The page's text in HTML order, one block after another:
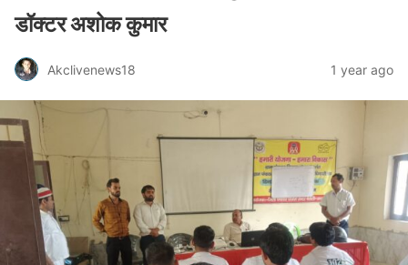
डॉक्टर अशोक कुमार
Akclivenews18 1 year ago